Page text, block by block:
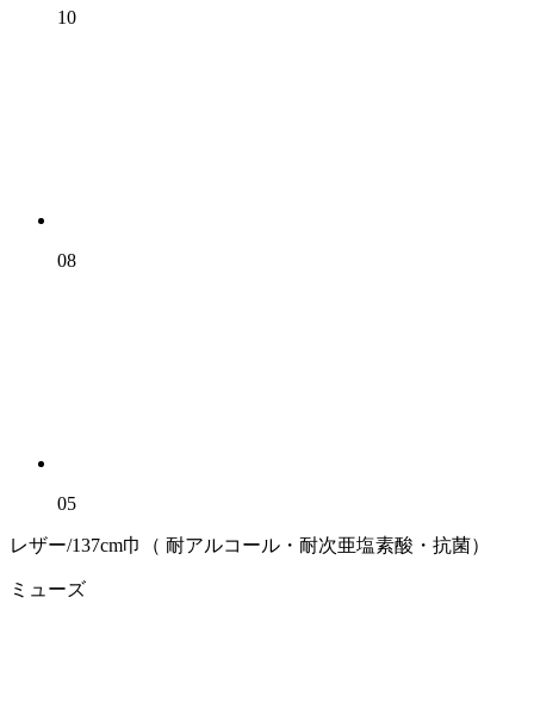
10
08
05
レザー/137cm巾（ 耐アルコール・耐次亜塩素酸・抗菌）
ミューズ